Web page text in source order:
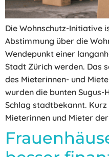
Die Wohnschutz-Initiative
Abstimmung über die
Wendepunkt einer
Stadt Zürich werden. Das
des Mieterinnen- und
wurden die bunten
Schlag stadtbekannt.
Mieterinnen und Mieter